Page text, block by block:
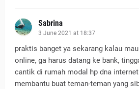
Sabrina
3 June 2021 at 18:37
praktis banget ya sekarang kalau
online, ga harus datang ke bank,
cantik di rumah modal hp dna
membantu buat teman-teman yang